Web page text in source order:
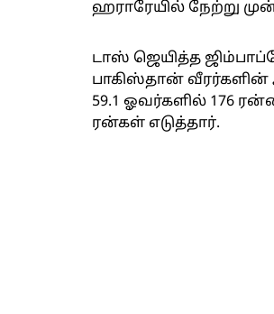
ஹராரேயில் நேற்று
டாஸ் ஜெயித்த
பாகிஸ்தான் வீரர்களின்
59.1 ஓவர்களில் 176
ரன்கள் எடுத்தார்.